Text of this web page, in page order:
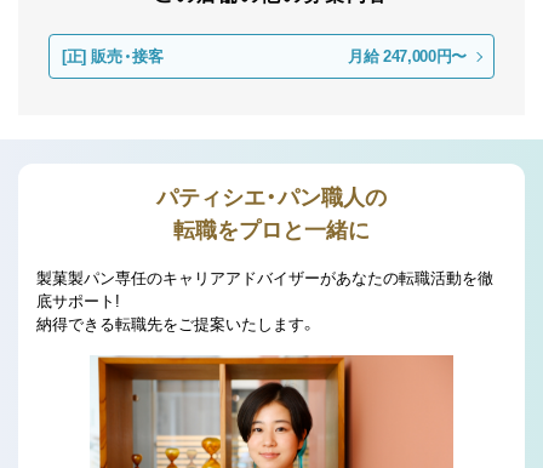
[正] 販売・接客 月給 247,000円〜
パティシエ・パン職人の
転職をプロと一緒に
製菓製パン専任のキャリアアドバイザーがあなたの転職活動を徹
底サポート!
納得できる転職先をご提案いたします。